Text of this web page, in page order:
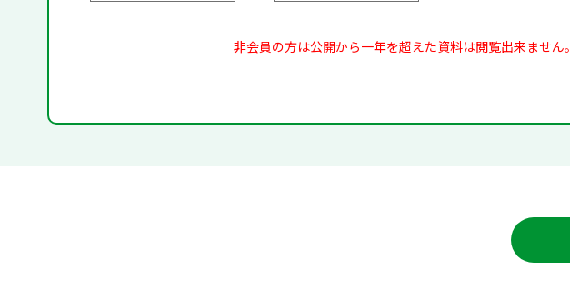
非会員の方は公開から一年を超えた資料は閲覧出来ません。